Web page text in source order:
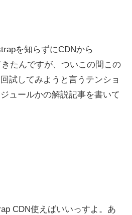
を知らずにCDNから
たんですが、ついこの間この
試してみようと言うテンショ
ュールかの解説記事を書いて
CDN使えばいいっすよ。あ